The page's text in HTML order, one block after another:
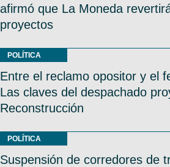
afirmó que La Moneda
proyectos
POLÍTICA
Entre el reclamo opositor y el
Las claves del despachado
Reconstrucción
POLÍTICA
Suspensión de corredores de